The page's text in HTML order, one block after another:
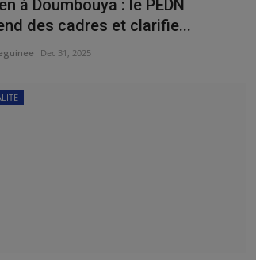
à Doumbouya : le PEDN
des cadres et clarifie...
Dec 31, 2025